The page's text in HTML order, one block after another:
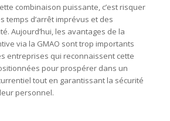
combinaison puissante, c’est risquer
temps d’arrêt imprévus et des
Aujourd’hui, les avantages de la
via la GMAO sont trop importants
entreprises qui reconnaissent cette
pour prospérer dans un
tout en garantissant la sécurité
personnel.